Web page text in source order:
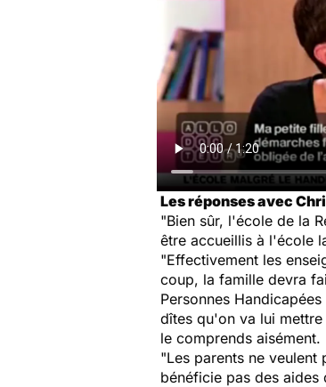
Les réponses avec
"Bien sûr, l'école de la
être accueillis à l'école
"Effectivement les
coup, la famille devra
Personnes
dîtes qu'on va lui
le comprends aisément.
"Les parents ne
bénéficie pas des